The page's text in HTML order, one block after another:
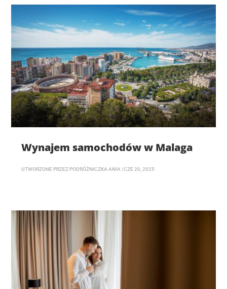
Wynajem samochodów w Malaga
UTWORZONE PRZEZ PODRÓŻNICZKA ANIA |CZE 20, 2025